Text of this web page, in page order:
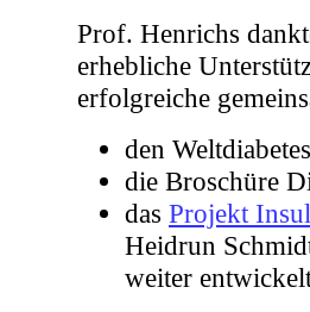
Prof. Henrichs
erhebliche
erfolgreiche
den
die Broschüre
das Projekt
Heidrun
weiter